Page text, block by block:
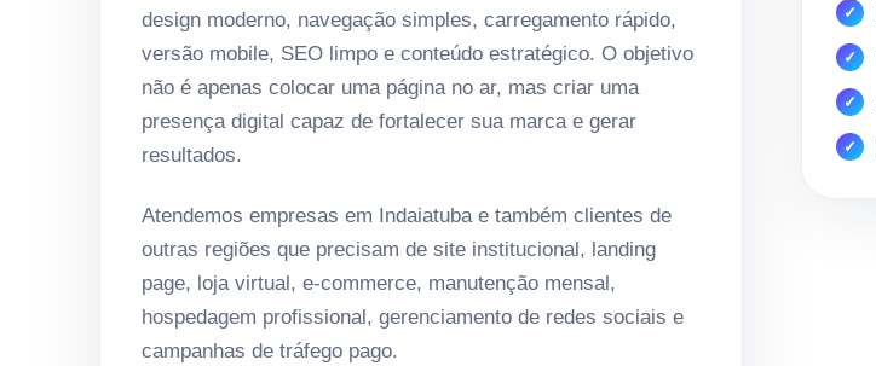
design moderno, navegação simples, carregamento rápido,
versão mobile, SEO limpo e conteúdo estratégico. O objetivo
não é apenas colocar uma página no ar, mas criar uma
presença digital capaz de fortalecer sua marca e gerar
resultados.
Atendemos empresas em Indaiatuba e também clientes de
outras regiões que precisam de site institucional, landing
page, loja virtual, e-commerce, manutenção mensal,
hospedagem profissional, gerenciamento de redes sociais e
campanhas de tráfego pago.